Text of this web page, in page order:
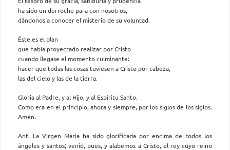
ha sido un derroche para con nosotros,
dándonos a conocer el misterio de su voluntad.
Éste es el plan
que había proyectado realizar por Cristo
cuando llegase el momento culminante:
hacer que todas las cosas tuviesen a Cristo por cabeza,
las del cielo y las de la tierra.
Gloria al Padre, y al Hijo, y al Espíritu Santo.
Como era en el principio, ahora y siempre, por los siglos de los siglos.
Amén.
Ant. La Virgen María ha sido glorificada por encima de todos los
ángeles y santos; venid, pues, y alabemos a Cristo, el rey cuyo reino